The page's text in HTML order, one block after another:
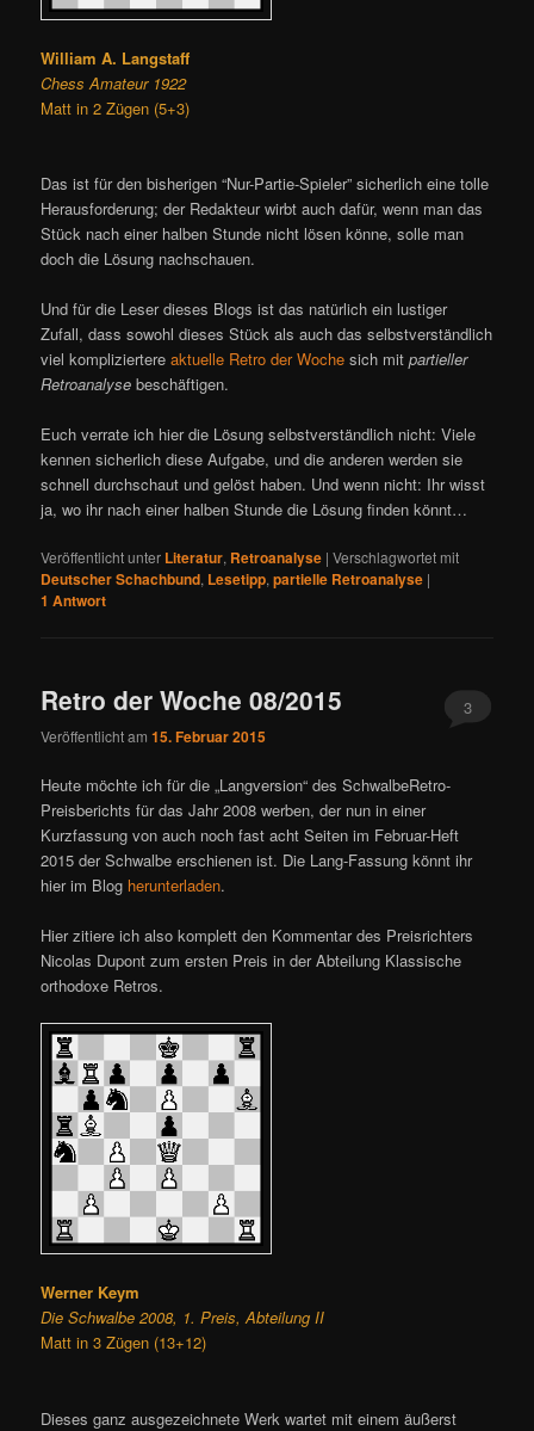
William A. Langstaff
Chess Amateur 1922
Matt in 2 Zügen (5+3)
Das ist für den bisherigen “Nur-Partie-Spieler” sicherlich eine tolle
Herausforderung; der Redakteur wirbt auch dafür, wenn man das
Stück nach einer halben Stunde nicht lösen könne, solle man
doch die Lösung nachschauen.
Und für die Leser dieses Blogs ist das natürlich ein lustiger
Zufall, dass sowohl dieses Stück als auch das selbstverständlich
viel kompliziertereaktuelle Retro der Woche sich mitpartieller
Retroanalyse beschäftigen.
Euch verrate ich hier die Lösung selbstverständlich nicht: Viele
kennen sicherlich diese Aufgabe, und die anderen werden sie
schnell durchschaut und gelöst haben. Und wenn nicht: Ihr wisst
ja, wo ihr nach einer halben Stunde die Lösung finden könnt…
Veröffentlicht unter Literatur, Retroanalyse |Verschlagwortet mit
Deutscher Schachbund, Lesetipp,partielle Retroanalyse |
1 Antwort
Retro der Woche 08/2015
Veröffentlicht am15. Februar 2015
3
Heute möchte ich für die „Langversion“ des SchwalbeRetro-
Preisberichts für das Jahr 2008 werben, der nun in einer
Kurzfassung von auch noch fast acht Seiten im Februar-Heft
2015 der Schwalbe erschienen ist. Die Lang-Fassung könnt ihr
hier im Blog herunterladen.
Hier zitiere ich also komplett den Kommentar des Preisrichters
Nicolas Dupont zum ersten Preis in der Abteilung Klassische
orthodoxe Retros.
Werner Keym
Die Schwalbe 2008, 1. Preis, Abteilung II
Matt in 3 Zügen (13+12)
Dieses ganz ausgezeichnete Werk wartet mit einem äußerst